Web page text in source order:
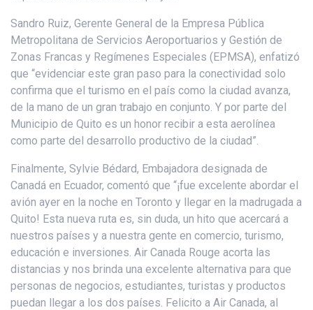
Sandro Ruiz, Gerente General de la Empresa Pública
Metropolitana de Servicios Aeroportuarios y Gestión de
Zonas Francas y Regímenes Especiales (EPMSA), enfatizó
que “evidenciar este gran paso para la conectividad solo
confirma que el turismo en el país como la ciudad avanza,
de la mano de un gran trabajo en conjunto. Y por parte del
Municipio de Quito es un honor recibir a esta aerolínea
como parte del desarrollo productivo de la ciudad”.
Finalmente, Sylvie Bédard, Embajadora designada de
Canadá en Ecuador, comentó que “¡fue excelente abordar el
avión ayer en la noche en Toronto y llegar en la madrugada a
Quito! Esta nueva ruta es, sin duda, un hito que acercará a
nuestros países y a nuestra gente en comercio, turismo,
educación e inversiones. Air Canada Rouge acorta las
distancias y nos brinda una excelente alternativa para que
personas de negocios, estudiantes, turistas y productos
puedan llegar a los dos países. Felicito a Air Canada, al